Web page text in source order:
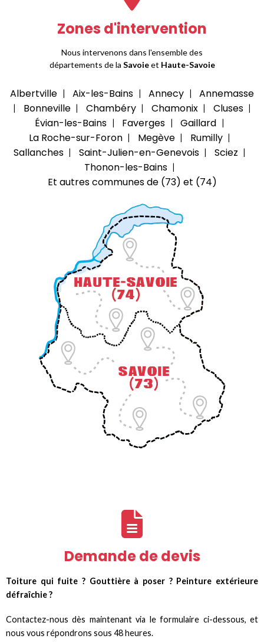
Zones d'intervention
Nous intervenons dans l'ensemble des
départements de la Savoieet Haute-Savoie
Albertville Aix-les-Bains Annecy
Annemasse
Bonneville
Chambéry Chamonix
Cluses
Évian-les-Bains
Faverges
Gaillard
La Roche-sur-Foron
Megève
Rumilly
Sallanches
Saint-Julien-en-Genevois
Sciez
Thonon-les-Bains
Et autres communes de (73) et (74)
Demande de devis
Toiture qui fuite ? Gouttière à poser ? Peinture extérieure
défraîchie ?
Contactez-nous dès maintenant via le formulaire ci-dessous, et
nous vous répondrons sous 48 heures.